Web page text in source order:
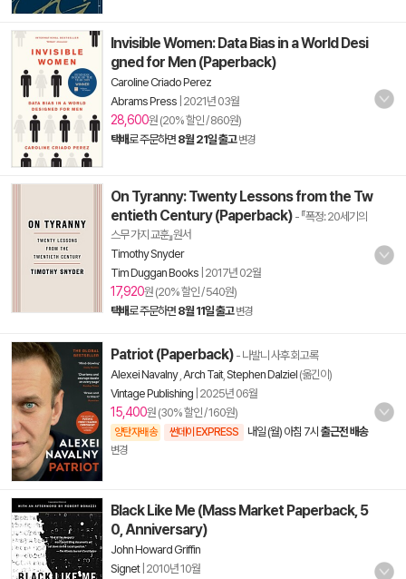
Invisible Women: Data Bias in a World Desi
gned for Men (Paperback)
Caroline Criado Perez
Abrams Press 2021년 03월
28,600원 (20% 할인 / 860원)
택배로 주문하면 8월 21일 출고 변경
On Tyranny: Twenty Lessons from the Tw
entieth Century (Paperback) - 『폭정: 20세기의
스무 가지 교훈』원서
Timothy Snyder
Tim Duggan Books 2017년 02월
17,920원 (20% 할인 / 540원)
택배로 주문하면 8월 11일 출고 변경
Patriot (Paperback) - 나발니 사후 회고록
Alexei Navalny, Arch Tait, Stephen Dalziel (옮긴이)
Vintage Publishing 2025년 06월
15,400원 (30% 할인 / 160원)
양탄자배송 썬데이 EXPRESS 내일 (월) 아침 7시 출근전 배송
변경
Black Like Me (Mass Market Paperback, 5
0, Anniversary)
John Howard Griffin
Signet| 2010년 10월